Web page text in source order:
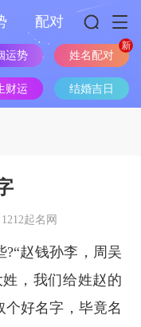
配对
运势 姓名配对
财运 结婚吉日
起名网
赵钱孙李，周吴
，我们给姓赵的
好名字，毕竟名